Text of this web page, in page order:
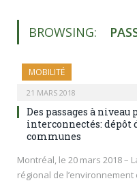
BROWSING:
MOBILITÉ
21 MARS 2018
Des passages à
interconnectés: dépôt
communes
Montréal, le 20 mars 2018 –
régional de l’environnement